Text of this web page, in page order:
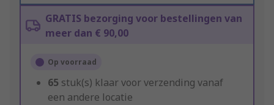
GRATIS bezorging voor bestellingen van
meer dan € 90,00
Op voorraad
65 stuk(s) klaar voor verzending vanaf
een andere locatie